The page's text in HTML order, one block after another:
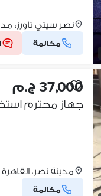
نصر سيتي تاورز،
مكالمة
37,000 ج.م
جهاز محترم
مدينة نصر، القاهرة
مكالمة